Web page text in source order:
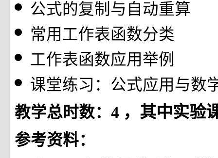
公式的复制与自动重算
常用工作表函数分类
工作表函数应用举例
课堂练习：公式应用与数
教学总时数：4 ，其中实验
参考资料：